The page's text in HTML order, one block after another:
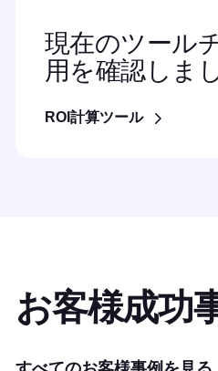
現在のツール
用を確認しま
ROI計算ツール
お客様成功